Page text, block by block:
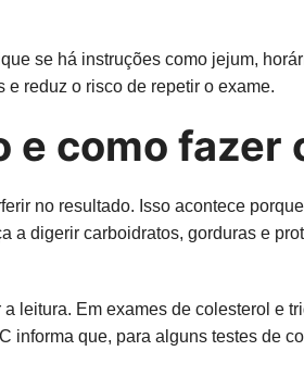
se há instruções como jejum,
reduz o risco de repetir o exame.
e como
no resultado. Isso acontece
a digerir carboidratos, gorduras e
leitura. Em exames de colesterol e
que, para alguns testes de